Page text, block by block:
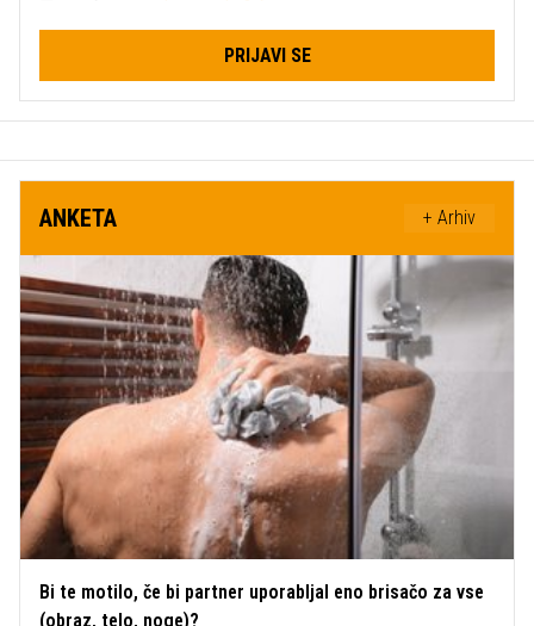
PRIJAVI SE
ANKETA + Arhiv
Bi te motilo, če bi partner uporabljal eno brisačo za vse
(obraz, telo, noge)?